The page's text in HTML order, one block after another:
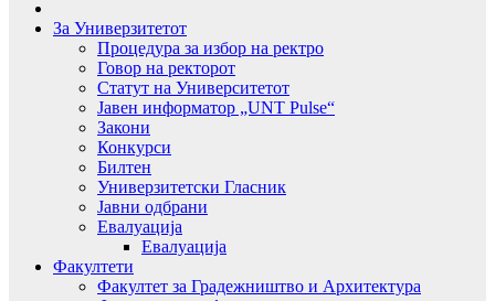
За Универзитетот
Процедура за избор на ректро
Говор на ректорот
Статут на Университетот
Јавен информатор „UNT Pulse“
Закони
Конкурси
Билтен
Универзитетски Гласник
Јавни одбрани
Евалуација
Евалуација
Факултети
Факултет за Градежништво и Архитектура